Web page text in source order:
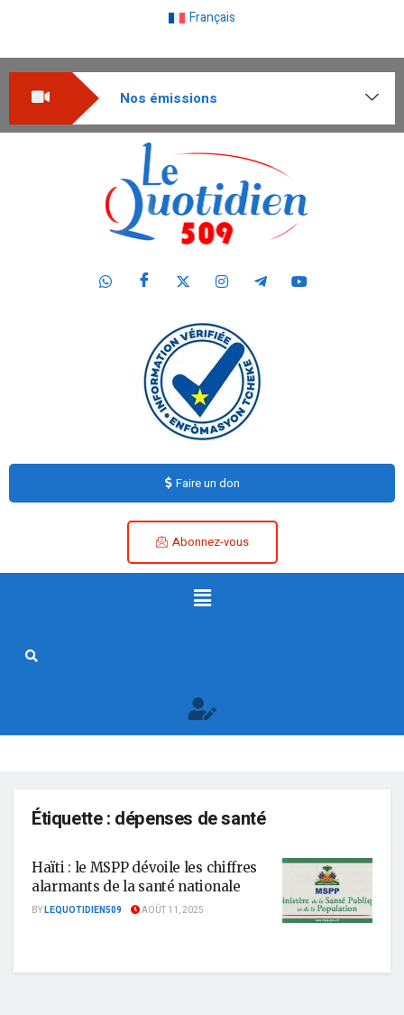
Français
Nos émissions
Faire un don
Abonnez-vous
Étiquette : dépenses de santé
Haïti : le MSPP dévoile les chiffres
alarmants de la santé nationale
BYLEQUOTIDIEN509 AOÛT 11, 2025